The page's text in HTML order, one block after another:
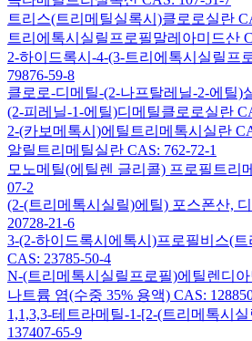
트리스(트리메틸실록시)클로로실란
트리에톡시실릴프로필말레아미드산
2-하이드록시-4-(3-트리에톡시실릴프
79876-59-8
클로로-디메틸-(2-나프탈레닐-2-에틸)
(2-피레닐-1-에틸)디메틸클로로실란
2-(카보메톡시)에틸트리메톡시실란
알릴트리메틸실란 CAS: 762-72-1
모노메틸(에틸렌 글리콜) 프로필트리
07-2
(2-(트리메톡시실릴)에틸) 포스폰산,
20728-21-6
3-(2-하이드록시에톡시)프로필비스(
CAS: 23785-50-4
N-(트리메톡시실릴프로필)에틸렌디
나트륨 염(수중 35% 용액) CAS:
1,1,3,3-테트라메틸-1-[2-(트리메톡시
137407-65-9